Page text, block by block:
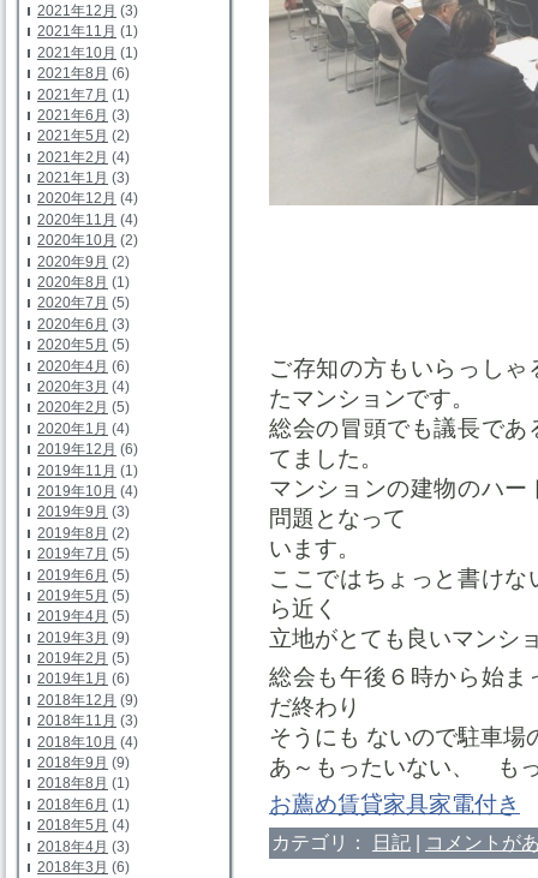
2021年12月 (3)
2021年11月 (1)
2021年10月 (1)
2021年8月 (6)
2021年7月 (1)
2021年6月 (3)
2021年5月 (2)
2021年2月 (4)
2021年1月 (3)
2020年12月 (4)
2020年11月 (4)
2020年10月 (2)
2020年9月 (2)
2020年8月 (1)
2020年7月 (5)
2020年6月 (3)
2020年5月 (5)
2020年4月 (6)
2020年3月 (4)
2020年2月 (5)
2020年1月 (4)
2019年12月 (6)
2019年11月 (1)
2019年10月 (4)
2019年9月 (3)
2019年8月 (2)
2019年7月 (5)
2019年6月 (5)
2019年5月 (5)
2019年4月 (5)
2019年3月 (9)
2019年2月 (5)
2019年1月 (6)
2018年12月 (9)
2018年11月 (3)
2018年10月 (4)
2018年9月 (9)
2018年8月 (1)
2018年6月 (1)
2018年5月 (4)
2018年4月 (3)
2018年3月 (6)
ご存知の方もいらっし
たマンションです。
総会の冒頭でも議長で
てました。
マンションの建物のハ
問題となって
います。
ここではちょっと書け
ら近く
立地がとても良いマンシ
総会も午後６時から始
だ終わり
そうにも ないので駐車場
あ～もったいない、 も
お薦め賃貸家具家電付き
カテゴリ： 日記 | コメントが